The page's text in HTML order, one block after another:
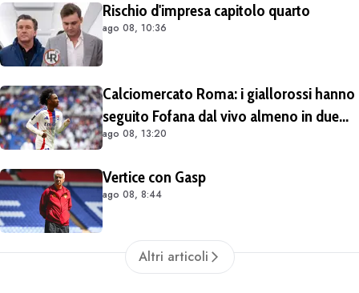
Rischio d'impresa capitolo quarto
ago 08, 10:36
Calciomercato Roma: i giallorossi hanno
seguito Fofana dal vivo almeno in due
occasioni. Costa 40/45 milioni
ago 08, 13:20
Vertice con Gasp
ago 08, 8:44
Altri articoli